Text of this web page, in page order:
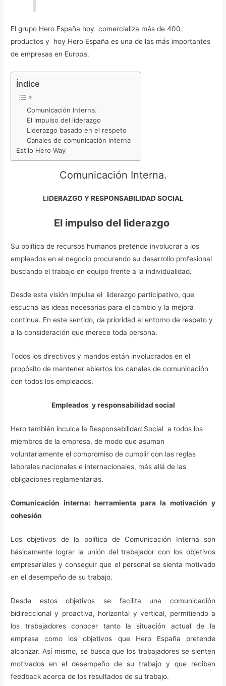
El grupo Hero España hoy comercializa más de 400
productos y hoy Hero España es una de las más importantes
de empresas en Europa.
Índice
Comunicación Interna.
El impulso del liderazgo
Liderazgo basado en el respeto
Canales de comunicación interna
Estilo Hero Way
Comunicación Interna.
LIDERAZGO Y RESPONSABILIDAD SOCIAL
El impulso del liderazgo
Su política de recursos humanos pretende involucrar a los
empleados en el negocio procurando su desarrollo profesional
buscando el trabajo en equipo frente a la individualidad.
Desde esta visión impulsa el liderazgo participativo, que
escucha las ideas necesarias para el cambio y la mejora
continua. En este sentido, da prioridad al entorno de respeto y
a la consideración que merece toda persona.
Todos los directivos y mandos están involucrados en el
propósito de mantener abiertos los canales de comunicación
con todos los empleados.
Empleados y responsabilidad social
Hero también inculca la Responsabilidad Social a todos los
miembros de la empresa, de modo que asuman
voluntariamente el compromiso de cumplir con las reglas
laborales nacionales e internacionales, más allá de las
obligaciones reglamentarias.
Comunicación interna: herramienta para la motivación y
cohesión
Los objetivos de la política de Comunicación Interna son
básicamente lograr la unión del trabajador con los objetivos
empresariales y conseguir que el personal se sienta motivado
en el desempeño de su trabajo.
Desde estos objetivos se facilita una comunicación
bidireccional y proactiva, horizontal y vertical, permitiendo a
los trabajadores conocer tanto la situación actual de la
empresa como los objetivos que Hero España pretende
alcanzar. Así mismo, se busca que los trabajadores se sienten
motivados en el desempeño de su trabajo y que reciban
feedback acerca de los resultados de su trabajo.